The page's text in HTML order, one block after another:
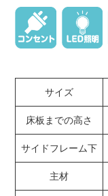
サイズ
床板までの高さ
サイドフレーム下
主材